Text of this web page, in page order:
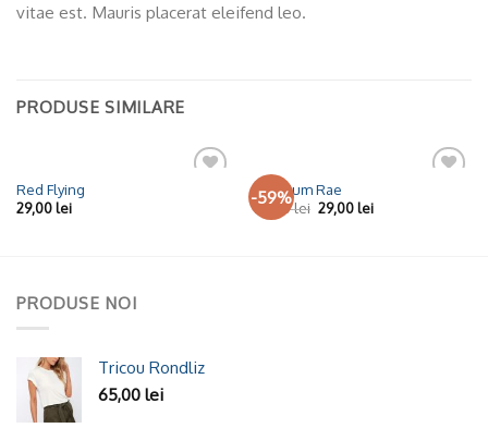
vitae est. Mauris placerat eleifend leo.
PRODUSE SIMILARE
Red Flying
29,00lei
-59%
Premium Rae
29,00lei 29,00lei
PRODUSE NOI
Tricou Rondliz
65,00 lei